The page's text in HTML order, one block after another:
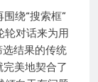
绕“搜索框”
轮对话来为用
选结果的传统
美地契合了